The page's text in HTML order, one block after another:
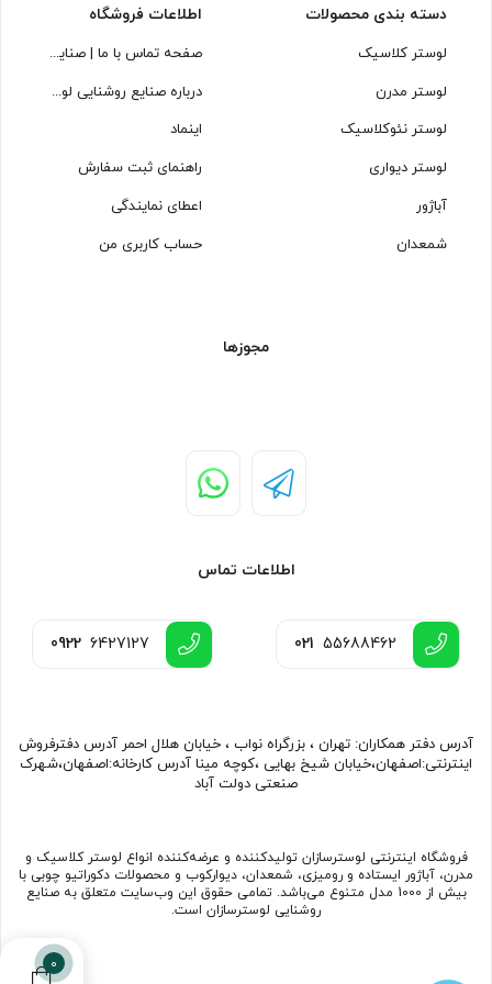
0
دسته بندی محصولات
لوستر کلاسیک
لوستر مدرن
لوستر نئوکلاسیک
لوستر دیواری
آباژور
شمعدان
اطلاعات فروشگاه
صفحه تماس با ما | صنایع روشنایی لوسترسازان
درباره صنایع روشنایی لوسترسازان
اینماد
راهنمای ثبت سفارش
اعطای نمایندگی
حساب کاربری من
مجوزها
اطلاعات تماس
021 55688462
0922 6427127
آدرس دفتر همکاران: تهران ، بزرگراه نواب ، خیابان هلال احمر آدرس دفترفروش
اینترنتی:اصفهان،خیابان شیخ بهایی ،کوچه مینا آدرس کارخانه:اصفهان،شهرک
صنعتی دولت آباد
فروشگاه اینترنتی لوسترسازان تولیدکننده و عرضه‌کننده انواع لوستر کلاسیک و
مدرن، آباژور ایستاده و رومیزی، شمعدان، دیوارکوب و محصولات دکوراتیو چوبی با
بیش از 1000 مدل متنوع می‌باشد. تمامی حقوق این وب‌سایت متعلق به صنایع
روشنایی لوسترسازان است.